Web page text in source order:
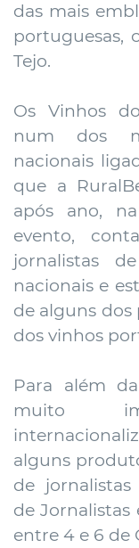
das mais
portuguesas,
Tejo.
Os Vinhos
num dos
nacionais
que a
após ano,
evento,
jornalistas
nacionais e
de alguns dos
dos vinhos
Para além
muito
alguns
de
de Jornalistas
entre 4 e 6 de